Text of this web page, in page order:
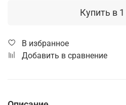
Купить в
В избранное
Добавить в сравнение